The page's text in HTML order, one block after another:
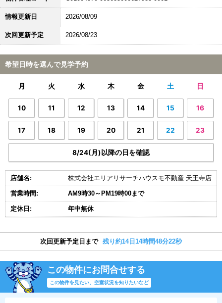
情報更新日 2026/08/09
次回更新予定 2026/08/23
希望日時を選んで見学予約
月 火 水 木 金 土 日
10 11 12 13 14 15 16
17 18 19 20 21 22 23
8/24(月)以降の日を確認
店舗名: 株式会社エリアリサーチハウスモ不動産 天王寺店
営業時間: AM9時30～PM19時00まで
定休日: 年中無休
次回更新予定日まで 残り約14日14時間48分21秒
この物件にお問合せする
この物件を見たい、空室状況を知りたいなど